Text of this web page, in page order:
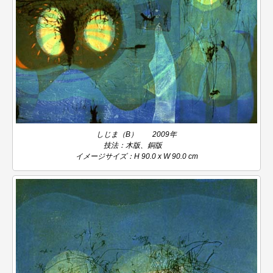
しじま（B） 2009年
技法：木版、銅版
イメージサイズ：H 90.0 x W 90.0 cm